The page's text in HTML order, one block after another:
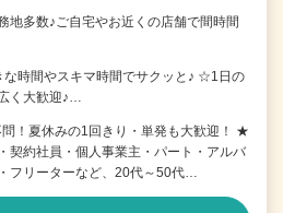
多数♪ご自宅やお近くの店舗で間時間
な時間やスキマ時間でサクッと♪ ☆1日の
く大歓迎♪…
！夏休みの1回きり・単発も大歓迎！ ★
契約社員・個人事業主・パート・アルバ
フリーターなど、20代～50代…